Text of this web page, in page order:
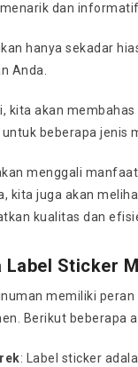
dan informatif.
hanya sekadar
Anda.
kita akan
beberapa jenis
menggali
kita juga akan
kualitas dan
Label Sticker
memiliki
Berikut beberapa
: Label sticker